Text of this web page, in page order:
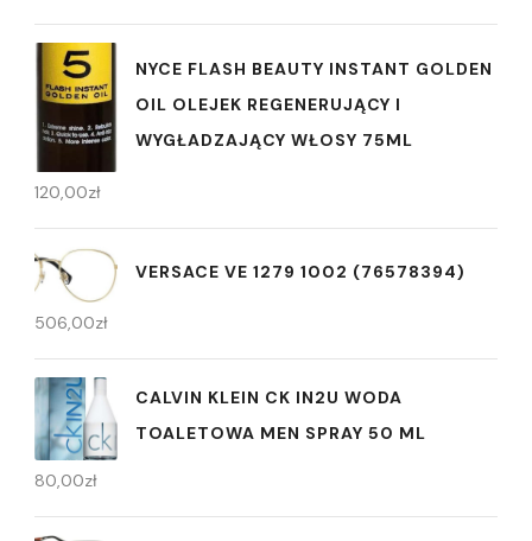
NYCE FLASH BEAUTY INSTANT GOLDEN
OIL OLEJEK REGENERUJĄCY I
WYGŁADZAJĄCY WŁOSY 75ML
120,00zł
VERSACE VE 1279 1002 (76578394)
506,00zł
CALVIN KLEIN CK IN2U WODA
TOALETOWA MEN SPRAY 50 ML
80,00zł